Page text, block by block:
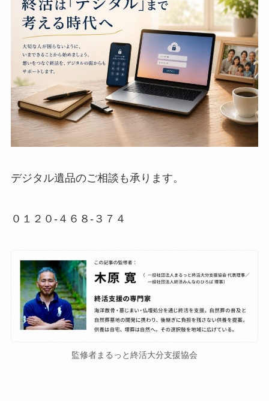
デジタル遺品のご相談も承ります。
０１２０-４６８-３７４
監修者まるっと終活大分支援協会